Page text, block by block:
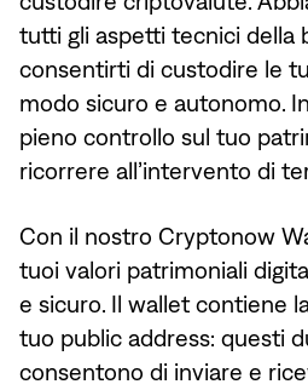
tutti gli aspetti tecnici della
consentirti di custodire le
modo sicuro e autonomo.
pieno controllo sul tuo
ricorrere all’intervento di
Con il nostro Cryptonow
tuoi valori patrimoniali
e sicuro. Il wallet contiene
tuo public address: questi
consentono di inviare e